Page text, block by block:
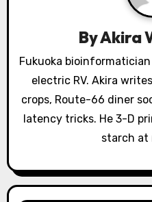
a
i
n
ByAkira
Fukuoka
electric RV. Akira
crops, Route-66 diner
latency tricks. He 3-D
starch at